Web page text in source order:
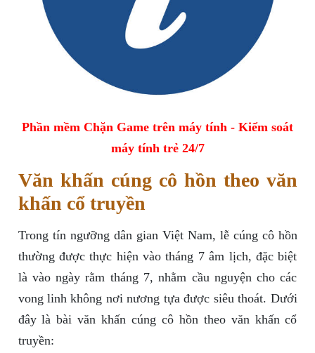
Phần mềm Chặn Game trên máy tính - Kiểm soát
máy tính trẻ 24/7
Văn khấn cúng cô hồn theo văn
khấn cổ truyền
Trong tín ngưỡng dân gian Việt Nam, lễ cúng cô hồn
thường được thực hiện vào tháng 7 âm lịch, đặc biệt
là vào ngày rằm tháng 7, nhằm cầu nguyện cho các
vong linh không nơi nương tựa được siêu thoát. Dưới
đây là bài văn khấn cúng cô hồn theo văn khấn cổ
truyền: